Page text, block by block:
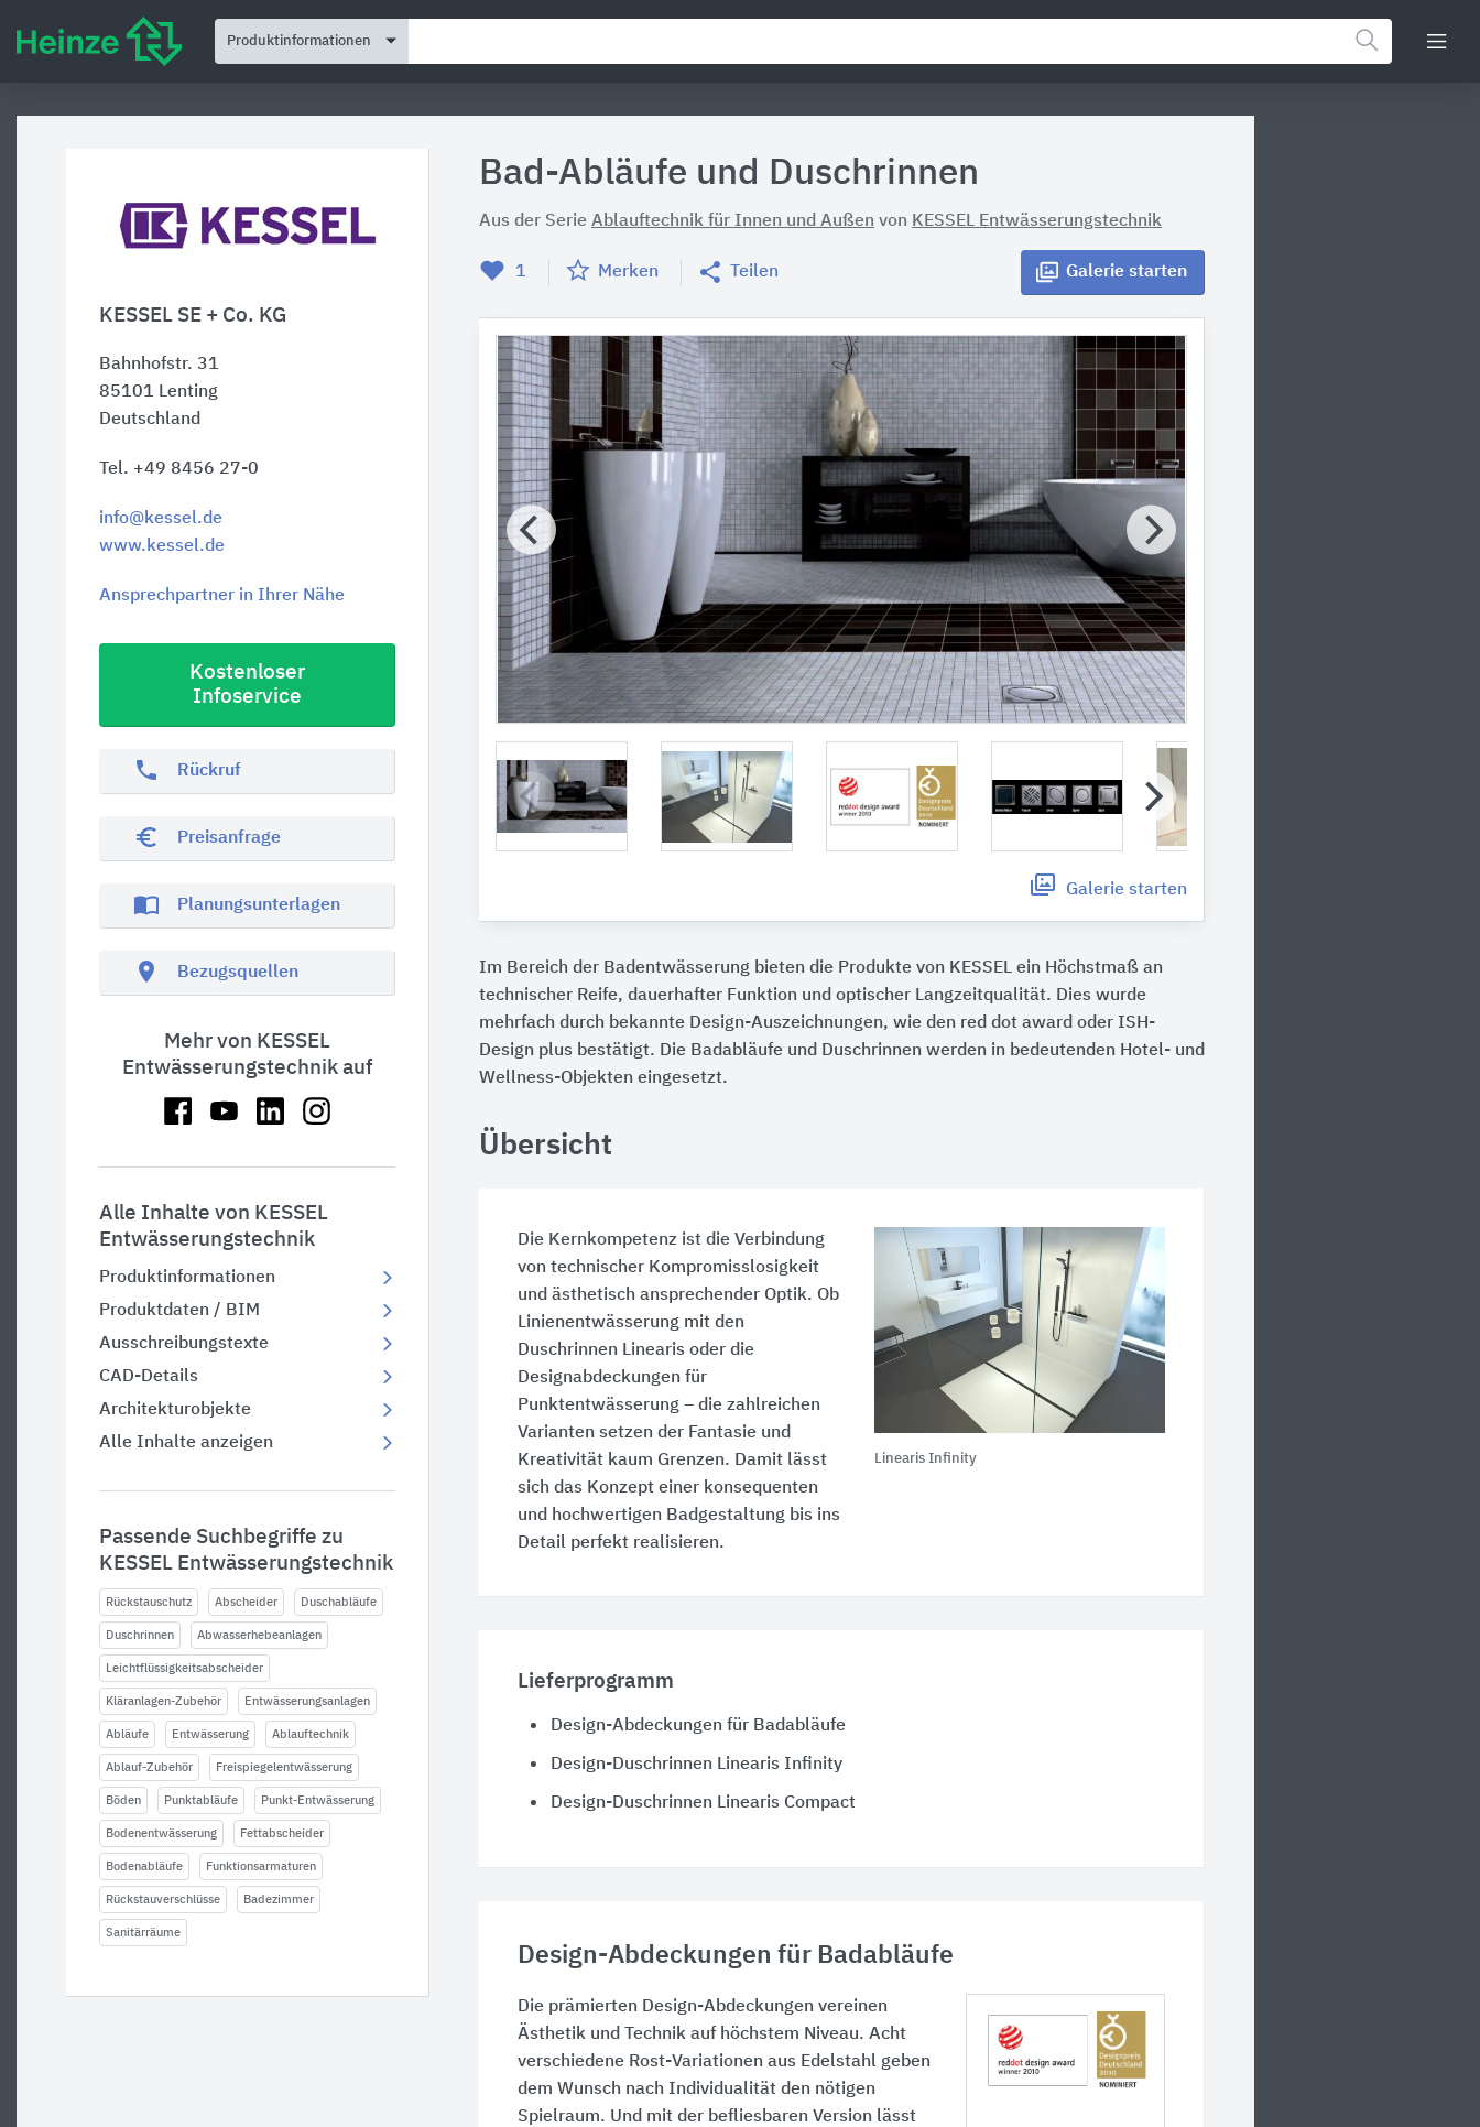
Produktinformationen
KESSEL SE + Co. KG
Bahnhofstr. 31
85101 Lenting
Deutschland
Tel. +49 8456 27-0
info@kessel.de
www.kessel.de
Ansprechpartner in Ihrer Nähe
Kostenloser
Infoservice
phone Rückruf
euro_symbol Preisanfrage
import_contacts Planungsunterlagen
location_on Bezugsquellen
Mehr von KESSEL
Entwässerungstechnik auf
Alle Inhalte von KESSEL
Entwässerungstechnik
Produktinformationen
Produktdaten / BIM
Ausschreibungstexte
CAD-Details
Architekturobjekte
Alle Inhalte anzeigen
Passende Suchbegriffe zu
KESSEL Entwässerungstechnik
Rückstauschutz Abscheider Duschabläufe
Duschrinnen Abwasserhebeanlagen
Leichtflüssigkeitsabscheider
Kläranlagen-Zubehör Entwässerungsanlagen
Abläufe Entwässerung Ablauftechnik
Ablauf-Zubehör Freispiegelentwässerung
Böden Punktabläufe Punkt-Entwässerung
Bodenentwässerung Fettabscheider
Bodenabläufe Funktionsarmaturen
Rückstauverschlüsse Badezimmer
Sanitärräume
Bad-Abläufe und Duschrinnen
Aus der Serie Ablauftechnik für Innen und Außen von KESSEL Entwässerungstechnik
1 Merken Teilen Galerie starten
Galerie starten
Im Bereich der Badentwässerung bieten die Produkte von KESSEL ein Höchstmaß an
technischer Reife, dauerhafter Funktion und optischer Langzeitqualität. Dies wurde
mehrfach durch bekannte Design-Auszeichnungen, wie den red dot award oder ISH-
Design plus bestätigt. Die Badabläufe und Duschrinnen werden in bedeutenden Hotel- und
Wellness-Objekten eingesetzt.
Übersicht
Linearis Infinity
Die Kernkompetenz ist die Verbindung
von technischer Kompromisslosigkeit
und ästhetisch ansprechender Optik. Ob
Linienentwässerung mit den
Duschrinnen Linearis oder die
Designabdeckungen für
Punktentwässerung – die zahlreichen
Varianten setzen der Fantasie und
Kreativität kaum Grenzen. Damit lässt
sich das Konzept einer konsequenten
und hochwertigen Badgestaltung bis ins
Detail perfekt realisieren.
Lieferprogramm
Design-Abdeckungen für Badabläufe
Design-Duschrinnen Linearis Infinity
Design-Duschrinnen Linearis Compact
Design-Abdeckungen für Badabläufe
Die prämierten Design-Abdeckungen vereinen
Ästhetik und Technik auf höchstem Niveau. Acht
verschiedene Rost-Variationen aus Edelstahl geben
dem Wunsch nach Individualität den nötigen
Spielraum. Und mit der befliesbaren Version lässt